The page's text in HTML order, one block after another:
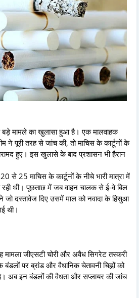
बड़े मामले का खुलासा हुआ है। एक मालवाहक
ने पूरी तरह से जांच की, तो माचिस के कार्टूनों के
हुए। इस खुलासे के बाद प्रशासन भी हैरान
से 25 माचिस के कार्टूनों के नीचे भारी मात्रा में
रही थी। पूछताछ में जब वाहन चालक से ई-वे बिल
जो दस्तावेज दिए उसमें माल को नवादा के हिसुआ
थी।
मामला जीएसटी चोरी और अवैध सिगरेट तस्करी
पर ब्रांड और वैधानिक चेतावनी चिह्नों को
अब इन बंडलों की वैधता और सप्लायर की जांच